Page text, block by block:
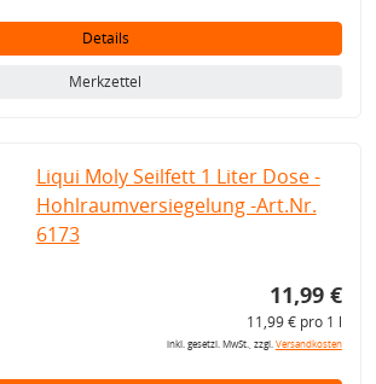
Details
Merkzettel
Liqui Moly Seilfett 1 Liter Dose -
Hohlraumversiegelung -Art.Nr.
6173
11,99 €
11,99 € pro 1 l
inkl. gesetzl. MwSt., zzgl.Versandkosten